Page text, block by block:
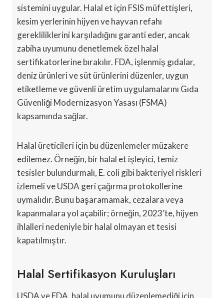
sistemini uygular. Halal et için FSIS müfettişleri,
kesim yerlerinin hijyen ve hayvan refahı
gerekliliklerini karşıladığını garanti eder, ancak
zabiha uyumunu denetlemek özel halal
sertifikatorlerine bırakılır. FDA, işlenmiş gıdalar,
deniz ürünleri ve süt ürünlerini düzenler, uygun
etiketleme ve güvenli üretim uygulamalarını Gıda
Güvenliği Modernizasyon Yasası (FSMA)
kapsamında sağlar.
Halal üreticileri için bu düzenlemeler müzakere
edilemez. Örneğin, bir halal et işleyici, temiz
tesisler bulundurmalı, E. coli gibi bakteriyel riskleri
izlemeli ve USDA geri çağırma protokollerine
uymalıdır. Bunu başaramamak, cezalara veya
kapanmalara yol açabilir; örneğin, 2023’te, hijyen
ihlalleri nedeniyle bir halal olmayan et tesisi
kapatılmıştır.
Halal Sertifikasyon Kuruluşları
USDA ve FDA, halal uyumunu düzenlemediği için,